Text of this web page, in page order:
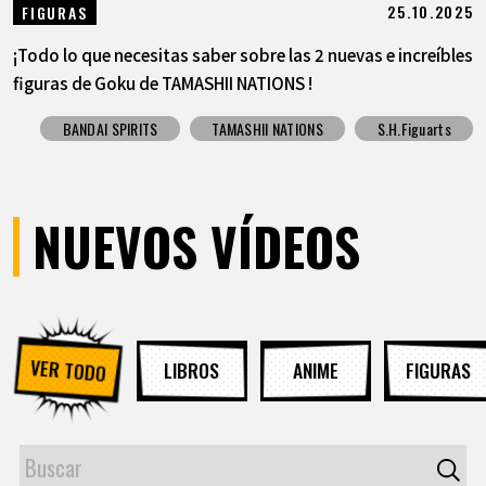
FIGURAS 25.10.2025
¡Todo lo que necesitas saber sobre las 2 nuevas e increíbles
figuras de Goku de TAMASHII NATIONS !
BANDAI SPIRITS TAMASHII NATIONS S.H.Figuarts
NUEVOS VÍDEOS
VER TODO LIBROS ANIME FIGURAS